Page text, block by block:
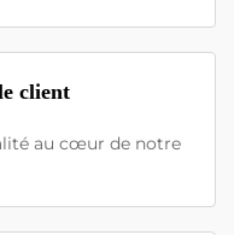
client
au cœur de notre